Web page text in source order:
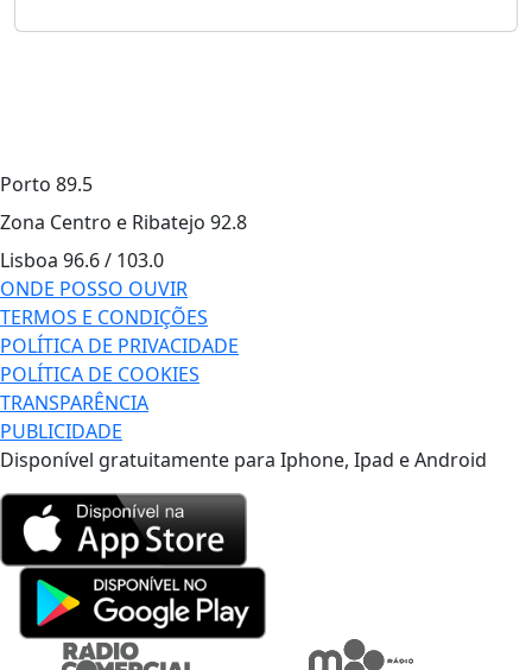
Porto 89.5
Zona Centro e Ribatejo 92.8
Lisboa 96.6 / 103.0
ONDE POSSO OUVIR
TERMOS E CONDIÇÕES
POLÍTICA DE PRIVACIDADE
POLÍTICA DE COOKIES
TRANSPARÊNCIA
PUBLICIDADE
Disponível gratuitamente para Iphone, Ipad e Android